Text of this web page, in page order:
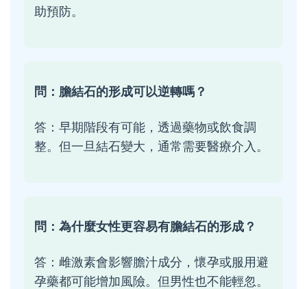
助預防。
問：膽結石的形成可以逆轉嗎？
答：早期階段有可能，透過藥物或飲食調
整。但一旦結石變大，通常需要醫療介入。
問：為什麼女性更容易有膽結石的形成？
答：雌激素會影響膽汁成分，懷孕或服用避
孕藥都可能增加風險。但男性也不能輕忽。